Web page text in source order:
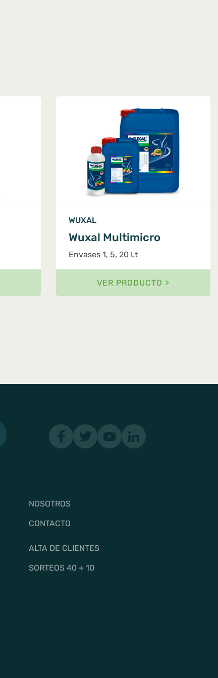
WUXAL
Wuxal Multimicro
Envases 1, 5, 20 Lt
VER PRODUCTO >
NOSOTROS
CONTACTO
ALTA DE CLIENTES
SORTEOS 40 + 10